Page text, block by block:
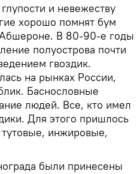
и невежеству
хорошо помнят бум
В 80-90-е годы
полуострова почти
гвоздик.
на рынках России,
Баснословные
людей. Все, кто имел
Для этого пришлось
инжировые,
были принесены